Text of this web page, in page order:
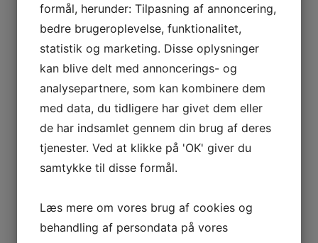
Bedemand med nærvær
13. oktober 2022
formål, herunder: Tilpasning af annoncering,
bedre brugeroplevelse, funktionalitet,
statistik og marketing. Disse oplysninger
kan blive delt med annoncerings- og
analysepartnere, som kan kombinere dem
med data, du tidligere har givet dem eller
de har indsamlet gennem din brug af deres
tjenester. Ved at klikke på 'OK' giver du
samtykke til disse formål.
Læs mere om vores brug af cookies og
behandling af persondata på vores